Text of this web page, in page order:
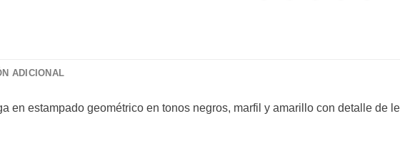
ADICIONAL
en estampado geométrico en tonos negros, marfil y amarillo con detalle de